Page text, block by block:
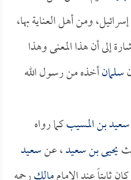
ومن أهل العناية بها،
إلى أن هذا المعنى وهذا
سلمانأخذه من رسول الله
سعيد بن المسيبكما رواه
يحيى بن سعيد، عنسعيد